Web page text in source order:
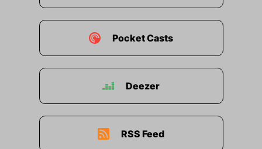
Pocket Casts
Deezer
RSS Feed